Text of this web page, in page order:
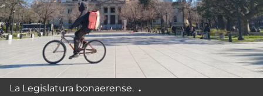
La Legislatura bonaerense.